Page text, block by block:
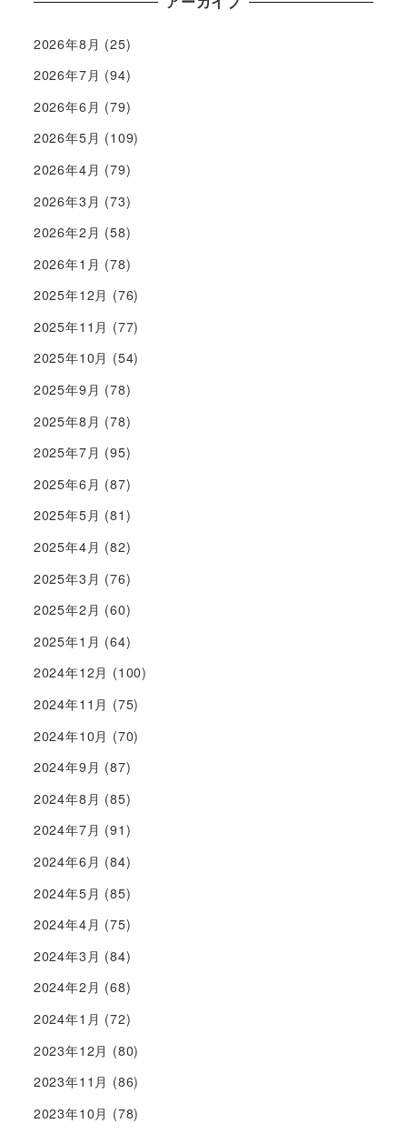
2026年8月 (25)
2026年7月 (94)
2026年6月 (79)
2026年5月 (109)
2026年4月 (79)
2026年3月 (73)
2026年2月 (58)
2026年1月 (78)
2025年12月 (76)
2025年11月 (77)
2025年10月 (54)
2025年9月 (78)
2025年8月 (78)
2025年7月 (95)
2025年6月 (87)
2025年5月 (81)
2025年4月 (82)
2025年3月 (76)
2025年2月 (60)
2025年1月 (64)
2024年12月 (100)
2024年11月 (75)
2024年10月 (70)
2024年9月 (87)
2024年8月 (85)
2024年7月 (91)
2024年6月 (84)
2024年5月 (85)
2024年4月 (75)
2024年3月 (84)
2024年2月 (68)
2024年1月 (72)
2023年12月 (80)
2023年11月 (86)
2023年10月 (78)